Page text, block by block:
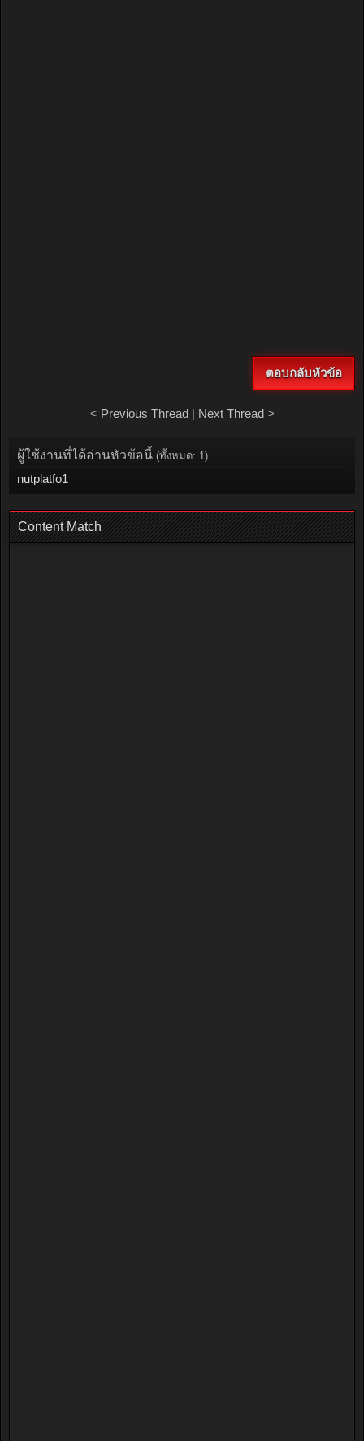
ตอบกลับหัวข้อ
< Previous Thread| Next Thread>
ผู้ใช้งานที่ได้อ่านหัวข้อนี้ (ทั้งหมด: 1)
nutplatfo1
Content Match